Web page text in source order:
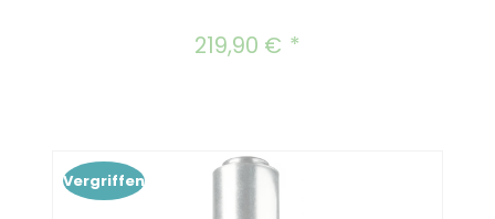
Regulärer Preis:
219,90 €
Vergriffen